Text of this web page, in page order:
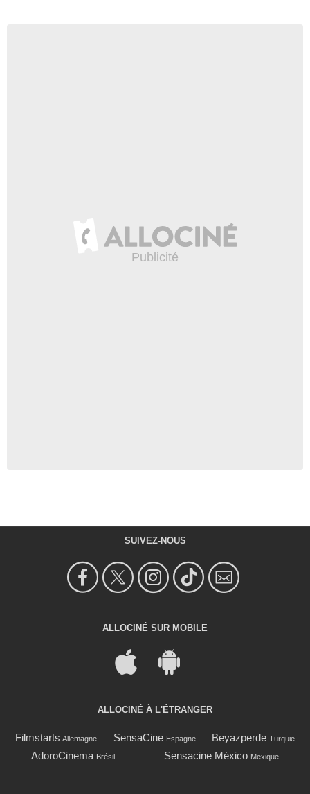
SUIVEZ-NOUS
ALLOCINÉ SUR MOBILE
ALLOCINÉ À L'ÉTRANGER
Filmstarts Allemagne SensaCine Espagne Beyazperde Turquie
AdoroCinema Brésil Sensacine México Mexique